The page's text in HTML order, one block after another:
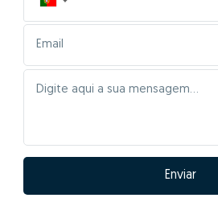
Enviar